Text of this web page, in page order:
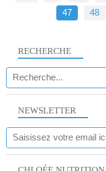
47
48
NEWSLETTER
RECHERCHE